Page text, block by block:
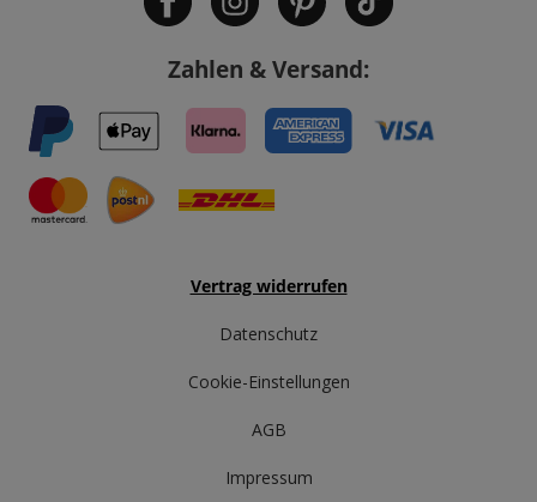
Zahlen & Versand:
Vertrag widerrufen
Datenschutz
Cookie-Einstellungen
AGB
Impressum